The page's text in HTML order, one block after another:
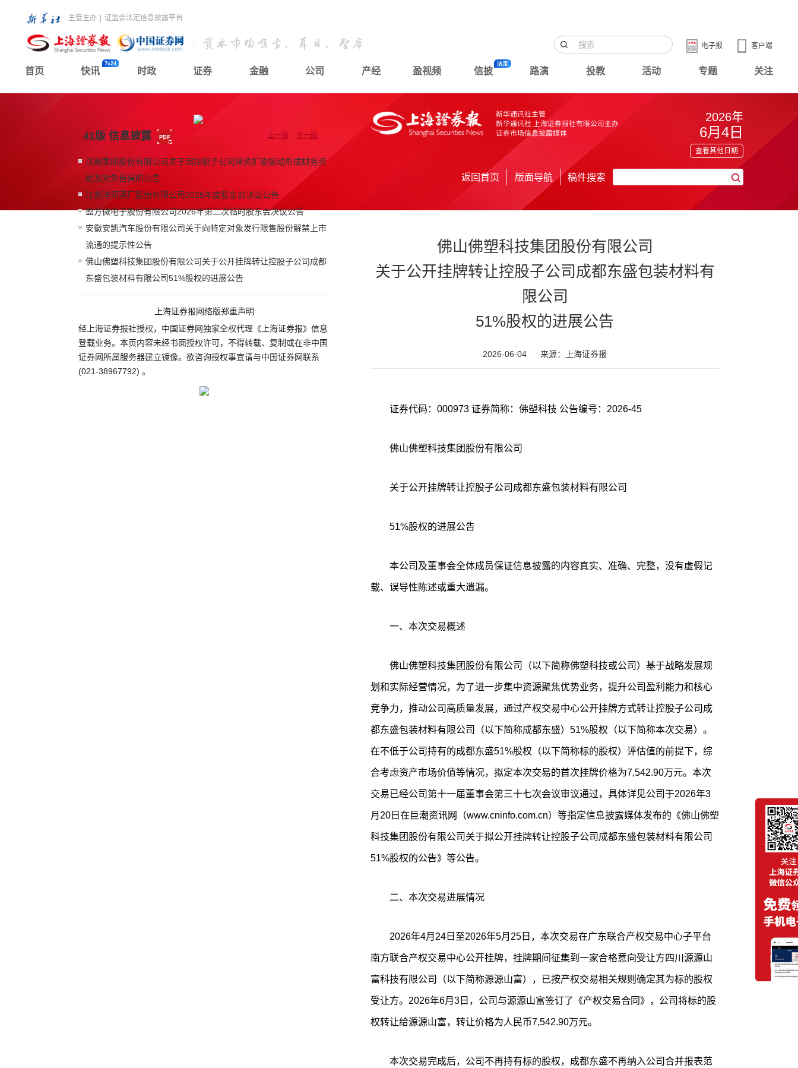
主管主办 证监会法定信息披露平台
客户端
电子报
首页 快讯 时政 证券 金融 公司 产经 盈视频 信披 路演 投教 活动 专题 关注
41版 信息披露 上一版 下一版
汉商集团股份有限公司关于因控股子公司增资扩股被动形成财务资
助及对外担保的公告
江苏洋河酒厂股份有限公司2025年度股东会决议公告
盈方微电子股份有限公司2026年第二次临时股东会决议公告
安徽安凯汽车股份有限公司关于向特定对象发行限售股份解禁上市
流通的提示性公告
佛山佛塑科技集团股份有限公司关于公开挂牌转让控股子公司成都
东盛包装材料有限公司51%股权的进展公告
上海证券报网络版郑重声明
经上海证券报社授权，中国证券网独家全权代理《上海证券报》信息
登载业务。本页内容未经书面授权许可，不得转载、复制或在非中国
证券网所属服务器建立镜像。欲咨询授权事宜请与中国证券网联系
(021-38967792) 。
2026年
6月4日
查看其他日期
返回首页 版面导航 稿件搜索
佛山佛塑科技集团股份有限公司
关于公开挂牌转让控股子公司成都东盛包装材料有
限公司
51%股权的进展公告
2026-06-04 来源：上海证券报
证券代码：000973 证券简称：佛塑科技 公告编号：2026-45
佛山佛塑科技集团股份有限公司
关于公开挂牌转让控股子公司成都东盛包装材料有限公司
51%股权的进展公告
本公司及董事会全体成员保证信息披露的内容真实、准确、完整，没有虚假记
载、误导性陈述或重大遗漏。
一、本次交易概述
佛山佛塑科技集团股份有限公司（以下简称佛塑科技或公司）基于战略发展规
划和实际经营情况，为了进一步集中资源聚焦优势业务，提升公司盈利能力和核心
竞争力，推动公司高质量发展，通过产权交易中心公开挂牌方式转让控股子公司成
都东盛包装材料有限公司（以下简称成都东盛）51%股权（以下简称本次交易）。
在不低于公司持有的成都东盛51%股权（以下简称标的股权）评估值的前提下，综
合考虑资产市场价值等情况，拟定本次交易的首次挂牌价格为7,542.90万元。本次
交易已经公司第十一届董事会第三十七次会议审议通过，具体详见公司于2026年3
月20日在巨潮资讯网（www.cninfo.com.cn）等指定信息披露媒体发布的《佛山佛塑
科技集团股份有限公司关于拟公开挂牌转让控股子公司成都东盛包装材料有限公司
51%股权的公告》等公告。
二、本次交易进展情况
2026年4月24日至2026年5月25日，本次交易在广东联合产权交易中心子平台
南方联合产权交易中心公开挂牌，挂牌期间征集到一家合格意向受让方四川源源山
富科技有限公司（以下简称源源山富），已按产权交易相关规则确定其为标的股权
受让方。2026年6月3日，公司与源源山富签订了《产权交易合同》，公司将标的股
权转让给源源山富，转让价格为人民币7,542.90万元。
本次交易完成后，公司不再持有标的股权，成都东盛不再纳入公司合并报表范